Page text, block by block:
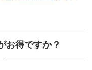
お得ですか？